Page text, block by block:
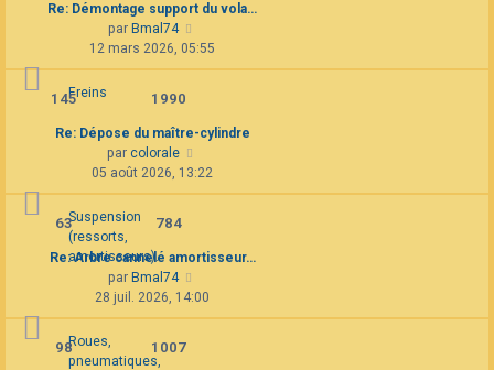
Re: Démontage support du vola…
par Bmal74
le
dernier
12 mars 2026, 05:55
Freins
145 1990
Re: Dépose du maître-cylindre
parcolorale
le
dernier
05 août 2026, 13:22
Suspension
(ressorts,
amortisseurs).
63 784
Re: Arbre cannelé amortisseur…
par Bmal74
le
dernier
28 juil. 2026, 14:00
Roues,
pneumatiques,
98 1007